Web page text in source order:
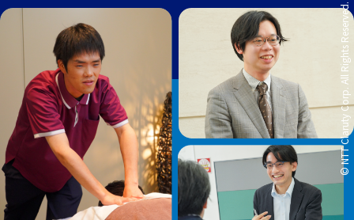
© NTT Claruty Corp.
All Rights Reserved.